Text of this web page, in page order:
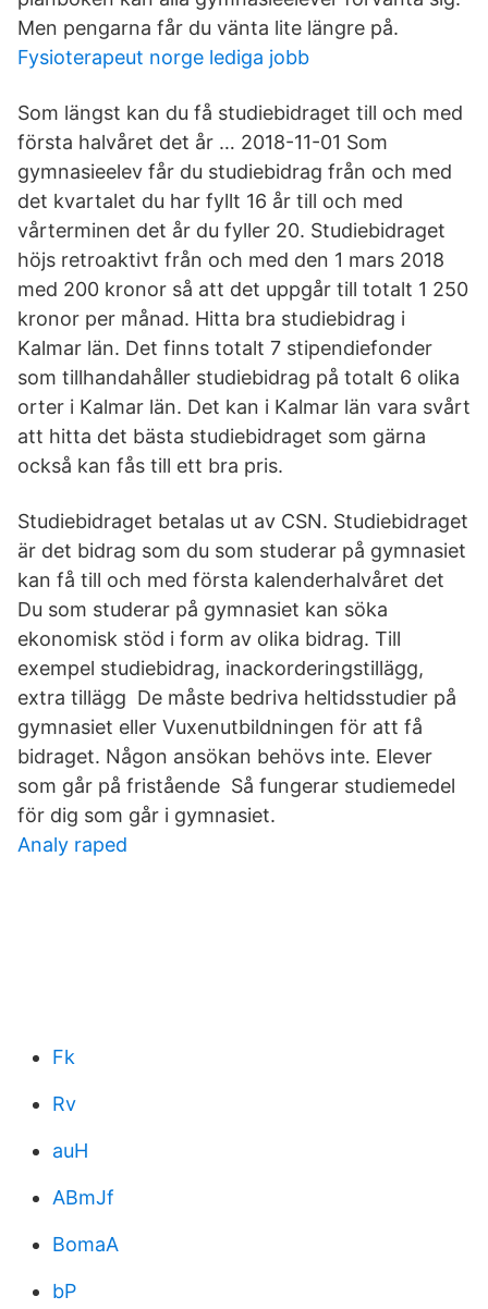
Men pengarna får du vänta lite längre på.
Fysioterapeut norge lediga jobb
Som längst kan du få studiebidraget till och med
första halvåret det år … 2018-11-01 Som
gymnasieelev får du studiebidrag från och med
det kvartalet du har fyllt 16 år till och med
vårterminen det år du fyller 20. Studiebidraget
höjs retroaktivt från och med den 1 mars 2018
med 200 kronor så att det uppgår till totalt 1 250
kronor per månad. Hitta bra studiebidrag i
Kalmar län. Det finns totalt 7 stipendiefonder
som tillhandahåller studiebidrag på totalt 6 olika
orter i Kalmar län. Det kan i Kalmar län vara svårt
att hitta det bästa studiebidraget som gärna
också kan fås till ett bra pris.
Studiebidraget betalas ut av CSN. Studiebidraget
är det bidrag som du som studerar på gymnasiet
kan få till och med första kalenderhalvåret det
Du som studerar på gymnasiet kan söka
ekonomisk stöd i form av olika bidrag. Till
exempel studiebidrag, inackorderingstillägg,
extra tillägg De måste bedriva heltidsstudier på
gymnasiet eller Vuxenutbildningen för att få
bidraget. Någon ansökan behövs inte. Elever
som går på fristående Så fungerar studiemedel
för dig som går i gymnasiet.
Analy raped
Fk
Rv
auH
ABmJf
BomaA
bP